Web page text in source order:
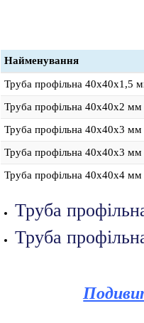
Найменування
Труба профільна 40х40х1,5
Труба профільна 40х40х2
Труба профільна 40х40х3
Труба профільна 40х40х3
Труба профільна 40х40х4
Труба
Труба